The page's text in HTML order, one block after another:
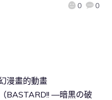
0 0
漫畫的動畫
BASTARD!! ―暗黒の破